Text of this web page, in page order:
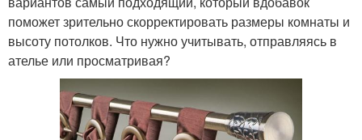
поможет зрительно скорректировать размеры комнаты и
высоту потолков. Что нужно учитывать, отправляясь в
ателье или просматривая?